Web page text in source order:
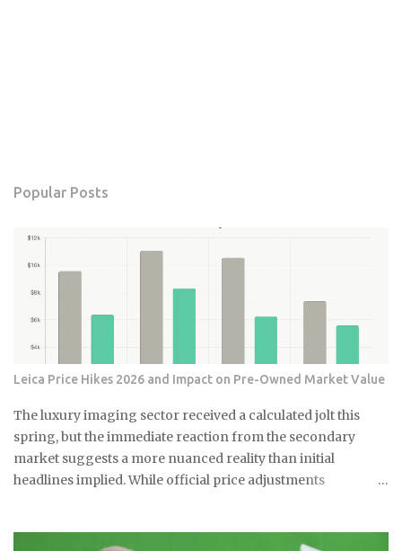
Popular Posts
Leica Price Hikes 2026 and Impact on Pre-Owned Market Value
The luxury imaging sector received a calculated jolt this
spring, but the immediate reaction from the secondary
market suggests a more nuanced reality than initial
headlines implied. While official price adjustments
Leica M and Q systems is currently a study in fragmented